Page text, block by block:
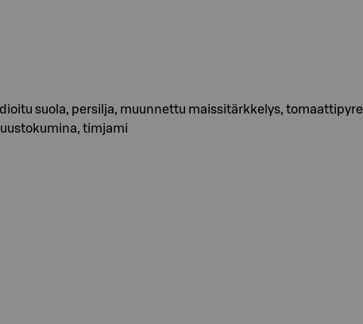
suola, persilja, muunnettu maissitärkkelys,
timjami